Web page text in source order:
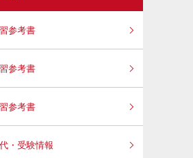
参考書
参考書
参考書
・受験情報